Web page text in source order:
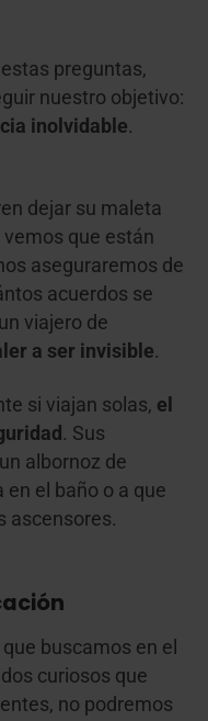
preguntas,
nuestro objetivo:
inolvidable.
dejar su maleta
que están
aseguraremos de
acuerdos se
viajero de
a ser invisible.
si viajan solas, el
. Sus
albornoz de
el baño o a que
ascensores.
buscamos en el
curiosos que
no podremos